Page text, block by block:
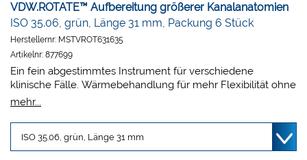
VDW.ROTATE™ Aufbereitung größerer Kanalanatomien
ISO 35.06, grün, Länge 31 mm, Packung 6 Stück
Herstellernr: MSTVROT631635
Artikelnr: 877699
Ein fein abgestimmtes Instrument für verschiedene
klinische Fälle. Wärmebehandlung für mehr Flexibilität ohne
Einbußen bei der Schneidleistung: Macht die Feile
das Risiko eines Feilenbruchs. Angepasster S-Querschnitt
für eine höhere Schneidleistung: Gewährleistet, dass
Ablagerungen wirksam entfernt werden, sorgt für Kontrolle
mehr...